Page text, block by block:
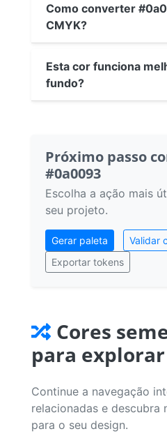
Como converter
CMYK?
Esta cor funciona
fundo?
Próximo passo
#0a0093
Escolha a ação mais
seu projeto.
Gerar paleta
Validar
Exportar tokens
Cores
para explorar
Continue a navegação
relacionadas e descubra
para o seu design.